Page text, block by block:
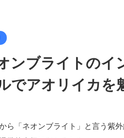
ンブライトのイ
でアオリイカを
ら「ネオンブライト」と言う紫